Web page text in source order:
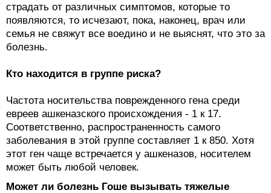
страдать от различных симптомов, которые то
появляются, то исчезают, пока, наконец, врач или
семья не свяжут все воедино и не выяснят, что это за
болезнь.
Кто находится в группе риска?
Частота носительства поврежденного гена среди
евреев ашкеназского происхождения - 1 к 17.
Соответственно, распространенность самого
заболевания в этой группе составляет 1 к 850. Хотя
этот ген чаще встречается у ашкеназов, носителем
может быть любой человек.
Может ли болезнь Гоше вызывать тяжелые